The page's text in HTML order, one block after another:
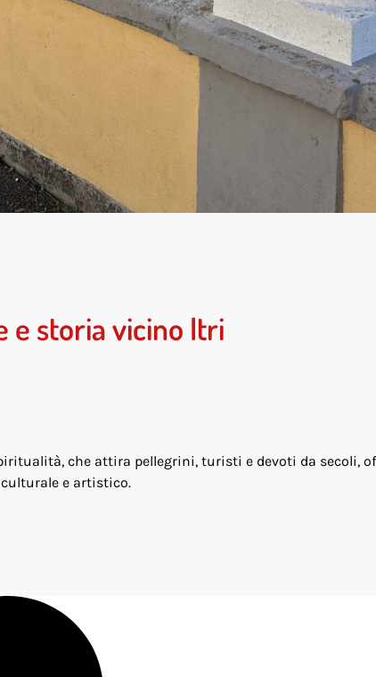
e storia vicino Itri
che attira pellegrini, turisti e devoti da secoli,
e artistico.